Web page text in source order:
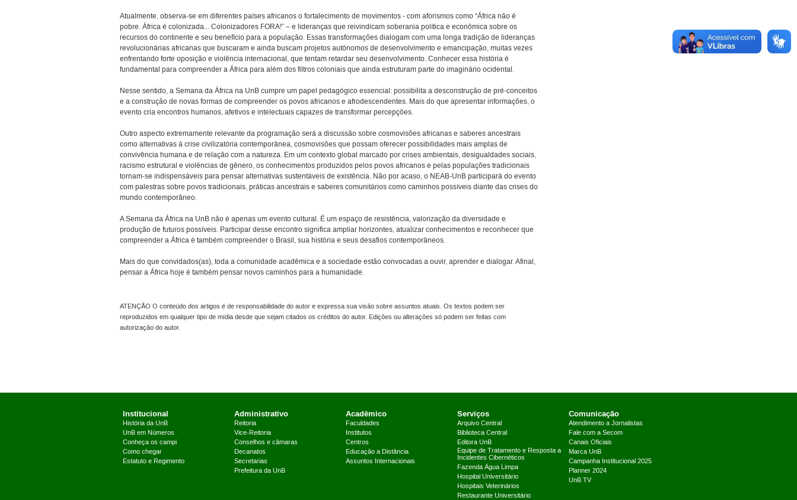
Atualmente, observa-se em diferentes países africanos o fortalecimento de movimentos - com aforismos como “África não é
pobre. África é colonizada... Colonizadores FORA!” – e lideranças que reivindicam soberania política e econômica sobre os
recursos do continente e seu benefício para a população. Essas transformações dialogam com uma longa tradição de lideranças
revolucionárias africanas que buscaram e ainda buscam projetos autônomos de desenvolvimento e emancipação, muitas vezes
enfrentando forte oposição e violência internacional, que tentam retardar seu desenvolvimento. Conhecer essa história é
fundamental para compreender a África para além dos filtros coloniais que ainda estruturam parte do imaginário ocidental.
Nesse sentido, a Semana da África na UnB cumpre um papel pedagógico essencial: possibilita a desconstrução de pré-conceitos
e a construção de novas formas de compreender os povos africanos e afrodescendentes. Mais do que apresentar informações, o
evento cria encontros humanos, afetivos e intelectuais capazes de transformar percepções.
Outro aspecto extremamente relevante da programação será a discussão sobre cosmovisões africanas e saberes ancestrais
como alternativas à crise civilizatória contemporânea, cosmovisões que possam oferecer possibilidades mais amplas de
convivência humana e de relação com a natureza. Em um contexto global marcado por crises ambientais, desigualdades sociais,
racismo estrutural e violências de gênero, os conhecimentos produzidos pelos povos africanos e pelas populações tradicionais
tornam-se indispensáveis para pensar alternativas sustentáveis de existência. Não por acaso, o NEAB-UnB participará do evento
com palestras sobre povos tradicionais, práticas ancestrais e saberes comunitários como caminhos possíveis diante das crises do
mundo contemporâneo.
A Semana da África na UnB não é apenas um evento cultural. É um espaço de resistência, valorização da diversidade e
produção de futuros possíveis. Participar desse encontro significa ampliar horizontes, atualizar conhecimentos e reconhecer que
compreender a África é também compreender o Brasil, sua história e seus desafios contemporâneos.
Mais do que convidados(as), toda a comunidade acadêmica e a sociedade estão convocadas a ouvir, aprender e dialogar. Afinal,
pensar a África hoje é também pensar novos caminhos para a humanidade.
ATENÇÃO O conteúdo dos artigos é de responsabilidade do autor e expressa sua visão sobre assuntos atuais. Os textos podem ser
reproduzidos em qualquer tipo de mídia desde que sejam citados os créditos do autor. Edições ou alterações só podem ser feitas com
autorização do autor.
Institucional
História da UnB
UnB em Números
Conheça os campi
Como chegar
Estatuto e Regimento
Administrativo
Reitoria
Vice-Reitoria
Conselhos e câmaras
Decanatos
Secretarias
Prefeitura da UnB
Acadêmico
Faculdades
Institutos
Centros
Educação a Distância
Assuntos Internacionais
Serviços
Arquivo Central
Biblioteca Central
Editora UnB
Equipe de Tratamento e Resposta a
Incidentes Cibernéticos
Fazenda Água Limpa
Hospital Universitário
Hospitais Veterinários
Restaurante Universitário
Comunicação
Atendimento a Jornalistas
Fale com a Secom
Canais Oficiais
Marca UnB
Campanha Institucional 2025
Planner 2024
UnB TV